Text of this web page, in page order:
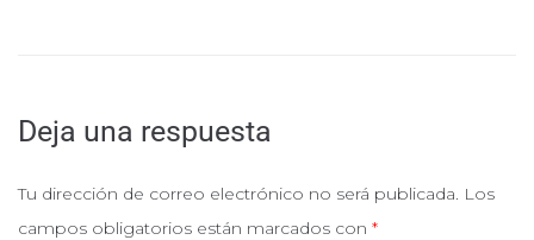
Deja una respuesta
Tu dirección de correo electrónico no será publicada. Los
campos obligatorios están marcados con *